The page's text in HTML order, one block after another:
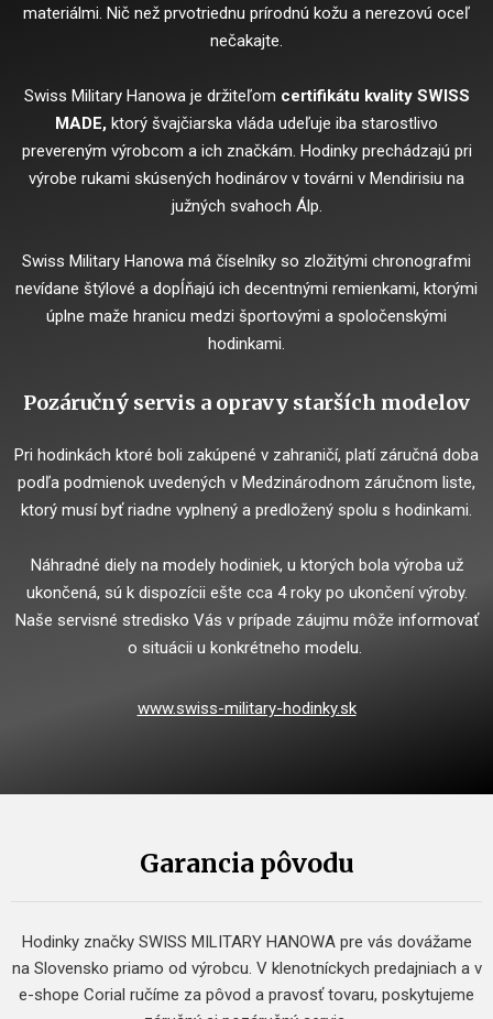
materiálmi. Nič než prvotriednu prírodnú kožu a nerezovú oceľ
nečakajte.
Swiss Military Hanowa je držiteľom certifikátu kvality SWISS
MADE, ktorý švajčiarska vláda udeľuje iba starostlivo
prevereným výrobcom a ich značkám. Hodinky prechádzajú pri
výrobe rukami skúsených hodinárov v továrni v Mendirisiu na
južných svahoch Álp.
Swiss Military Hanowa má číselníky so zložitými chronografmi
nevídane štýlové a dopĺňajú ich decentnými remienkami, ktorými
úplne maže hranicu medzi športovými a spoločenskými
hodinkami.
Pozáručný servis a opravy starších modelov
Pri hodinkách ktoré boli zakúpené v zahraničí, platí záručná doba
podľa podmienok uvedených v Medzinárodnom záručnom liste,
ktorý musí byť riadne vyplnený a predložený spolu s hodinkami.
Náhradné diely na modely hodiniek, u ktorých bola výroba už
ukončená, sú k dispozícii ešte cca 4 roky po ukončení výroby.
Naše servisné stredisko Vás v prípade záujmu môže informovať
o situácii u konkrétneho modelu.
www.swiss-military-hodinky.sk
Garancia pôvodu
Hodinky značky SWISS MILITARY HANOWA pre vás dovážame
na Slovensko priamo od výrobcu. V klenotníckych predajniach a v
e-shope Corial ručíme za pôvod a pravosť tovaru, poskytujeme